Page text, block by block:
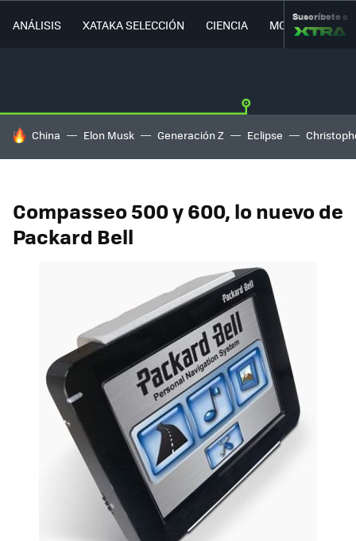
ANÁLISIS XATAKA SELECCIÓN CIENCIA MOVILIDAD
Suscríbete a
HOY SE HABLA DE
China Elon Musk Generación Z Eclipse
Compasseo 500 y 600, lo nuevo de
Packard Bell